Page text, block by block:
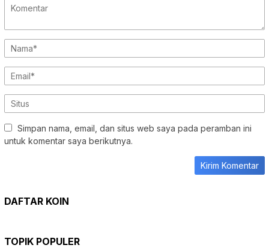
Simpan nama, email, dan situs web saya pada peramban ini
untuk komentar saya berikutnya.
DAFTAR KOIN
TOPIK POPULER